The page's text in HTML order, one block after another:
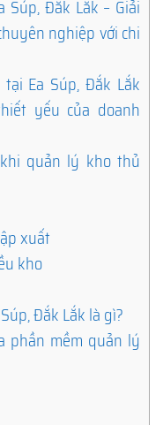
Đắk Lắk – Giải
nghiệp với chi
Ea Súp, Đắk Lắk
yếu của doanh
quản lý kho thủ
xuất
kho
Đắk Lắk là gì?
phần mềm quản lý